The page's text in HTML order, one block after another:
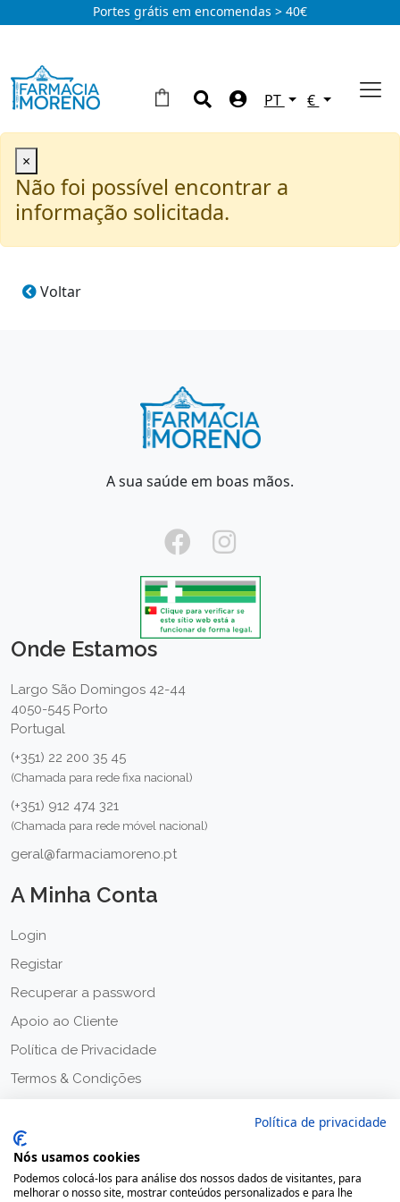
Portes grátis em encomendas > 40€
PT €
×
Não foi possível encontrar a
informação solicitada.
Voltar
A sua saúde em boas mãos.
Onde Estamos
Largo São Domingos 42-44
4050-545 Porto
Portugal
(+351) 22 200 35 45
(Chamada para rede fixa nacional)
(+351) 912 474 321
(Chamada para rede móvel nacional)
geral@farmaciamoreno.pt
A Minha Conta
Login
Registar
Recuperar a password
Apoio ao Cliente
Política de Privacidade
Termos & Condições
Política de privacidade
Nós usamos cookies
Podemos colocá-los para análise dos nossos dados de visitantes, para
melhorar o nosso site, mostrar conteúdos personalizados e para lhe